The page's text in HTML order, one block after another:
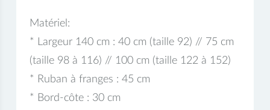
Matériel:
* Largeur 140 cm : 40 cm (taille 92) // 75 cm
(taille 98 à 116) // 100 cm (taille 122 à 152)
* Ruban à franges : 45 cm
* Bord-côte : 30 cm